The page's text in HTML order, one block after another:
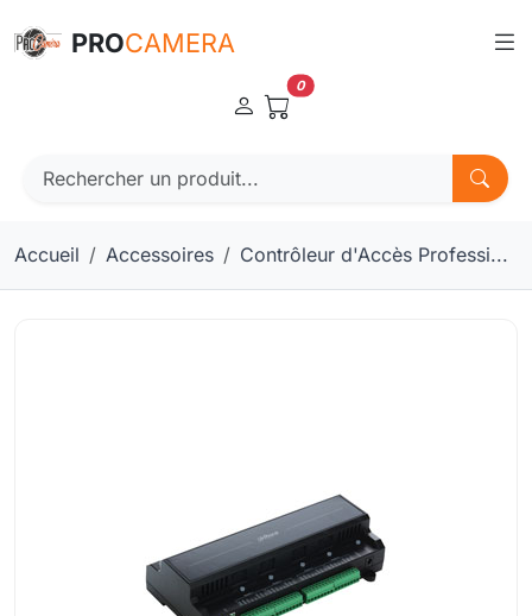
PROCAMERA
0
Accueil Accessoires Contrôleur d'Accès Professi...